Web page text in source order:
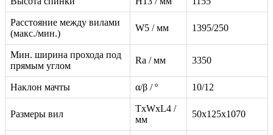
Расстояние между вилами
(макс./мин.)
W5 / мм 1395/250
Мин. ширина прохода под
прямым углом
Ra / мм 3350
Наклон мачты α/β / º 10/12
Размеры вил
TxWxL4 /
мм
50x125x1070